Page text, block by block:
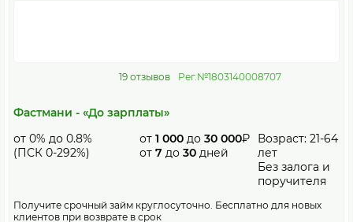
19 отзывов Рег.№1803140008707
Фастмани - «До зарплаты»
от 0% до 0.8%
(ПСК 0-292%)
от 1 000 до 30 000₽
от 7 до 30 дней
Возраст: 21-64
лет
Без залога и
поручителя
Получите срочный займ круглосуточно. Бесплатно для новых
клиентов при возврате в срок